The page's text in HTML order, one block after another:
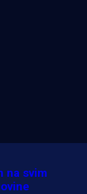
na svim